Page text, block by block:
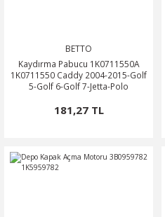
BETTO
Kaydırma Pabucu 1K0711550A
1K0711550 Caddy 2004-2015-Golf
5-Golf 6-Golf 7-Jetta-Polo
181,27 TL